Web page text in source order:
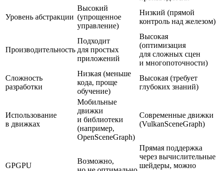
Уровень абстракции
Высокий
(упрощенное
управление)
Низкий (прямой
контроль над железом)
Производительность
Подходит
для простых
приложений
Высокая
(оптимизация
для сложных сцен
и многопоточности)
Сложность
разработки
Низкая (меньше
кода, проще
обучение)
Высокая (требует
глубоких знаний)
Использование
в движках
Мобильные
движки
и библиотеки
(например,
OpenSceneGraph)
Современные движки
(VulkanSceneGraph)
GPGPU
Возможно,
Прямая поддержка
через вычислительные
шейдеры, можно